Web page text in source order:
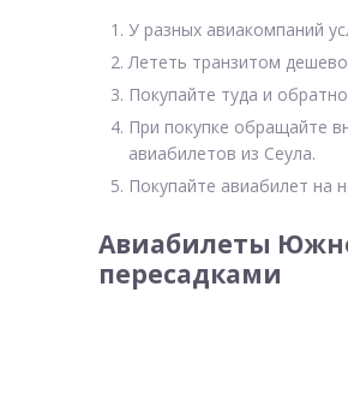
У разных авиакомпаний
Лететь транзитом
Покупайте туда и
При покупке обращайте
авиабилетов из Сеула.
Покупайте авиабилет на
Авиабилеты
пересадками